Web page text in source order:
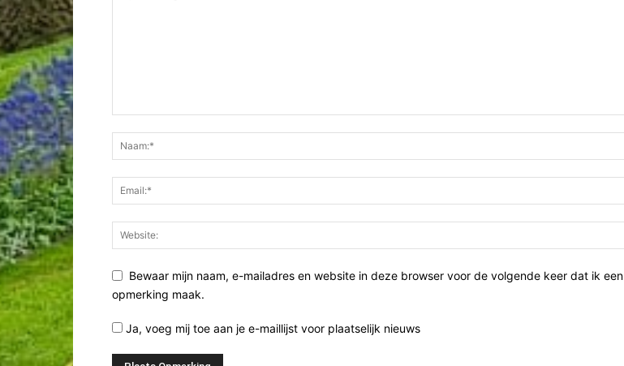
Bewaar mijn naam, e-mailadres en website in deze browser voor de volgende keer dat ik een
opmerking maak.
Ja, voeg mij toe aan je e-maillijst voor plaatselijk nieuws